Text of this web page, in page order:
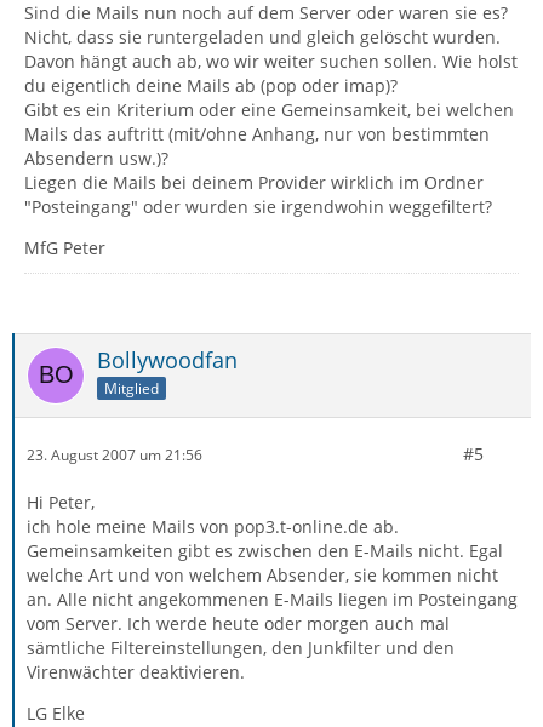
Sind die Mails nun noch auf dem Server oder waren sie es?
Nicht, dass sie runtergeladen und gleich gelöscht wurden.
Davon hängt auch ab, wo wir weiter suchen sollen. Wie holst
du eigentlich deine Mails ab (pop oder imap)?
Gibt es ein Kriterium oder eine Gemeinsamkeit, bei welchen
Mails das auftritt (mit/ohne Anhang, nur von bestimmten
Absendern usw.)?
Liegen die Mails bei deinem Provider wirklich im Ordner
"Posteingang" oder wurden sie irgendwohin weggefiltert?
MfG Peter
Bollywoodfan
Mitglied
23. August 2007 um 21:56 #5
Hi Peter,
ich hole meine Mails von pop3.t-online.de ab.
Gemeinsamkeiten gibt es zwischen den E-Mails nicht. Egal
welche Art und von welchem Absender, sie kommen nicht
an. Alle nicht angekommenen E-Mails liegen im Posteingang
vom Server. Ich werde heute oder morgen auch mal
sämtliche Filtereinstellungen, den Junkfilter und den
Virenwächter deaktivieren.
LG Elke